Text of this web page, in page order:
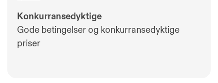
Konkurransedyktige
Gode betingelser og konkurransedyktige
priser